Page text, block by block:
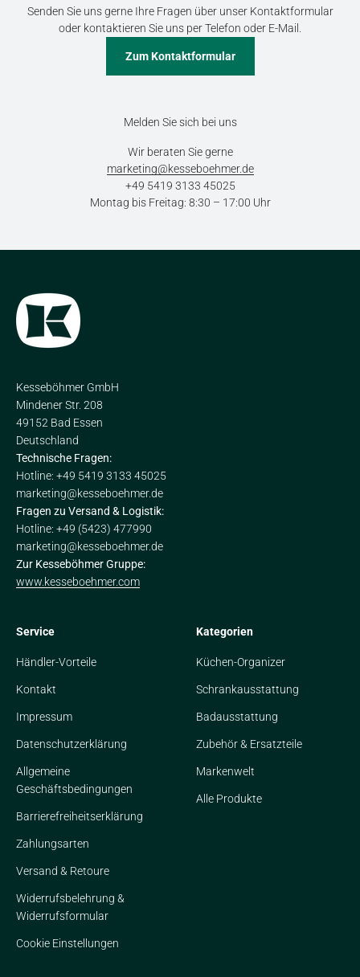
Senden Sie uns gerne Ihre Fragen über unser Kontaktformular
oder kontaktieren Sie uns per Telefon oder E-Mail.
Zum Kontaktformular
Melden Sie sich bei uns
Wir beraten Sie gerne
marketing@kesseboehmer.de
+49 5419 3133 45025
Montag bis Freitag: 8:30 – 17:00 Uhr
Kesseböhmer GmbH
Mindener Str. 208
49152 Bad Essen
Deutschland
Technische Fragen:
Hotline: +49 5419 3133 45025
marketing@kesseboehmer.de
Fragen zu Versand & Logistik:
Hotline: +49 (5423) 477990
marketing@kesseboehmer.de
Zur Kesseböhmer Gruppe:
www.kesseboehmer.com
Service
Händler-Vorteile
Kontakt
Impressum
Datenschutzerklärung
Allgemeine
Geschäftsbedingungen
Barrierefreiheitserklärung
Zahlungsarten
Versand & Retoure
Widerrufsbelehrung &
Widerrufsformular
Cookie Einstellungen
Kategorien
Küchen-Organizer
Schrankausstattung
Badausstattung
Zubehör & Ersatzteile
Markenwelt
Alle Produkte